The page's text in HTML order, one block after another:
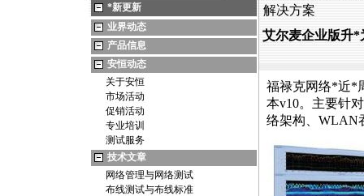
*新更新
业界动态
产品信息
安恒动态
关于安恒
市场活动
促销活动
专业培训
测试服务
技术文章
网络管理与网络测试
布线测试与布线标准
解决方案
艾尔麦企业版升*
福禄克网络*近*
本v10。主要针
络架构、WLAN